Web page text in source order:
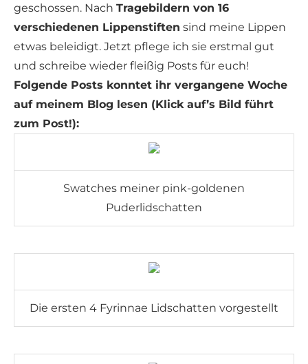
geschossen. Nach Tragebildern von 16
verschiedenen Lippenstiften sind meine Lippen
etwas beleidigt. Jetzt pflege ich sie erstmal gut
und schreibe wieder fleißig Posts für euch!
Folgende Posts konntet ihr vergangene Woche
auf meinem Blog lesen (Klick auf’s Bild führt
zum Post!):
Swatches meiner pink-goldenen
Puderlidschatten
Die ersten 4 Fyrinnae Lidschatten vorgestellt